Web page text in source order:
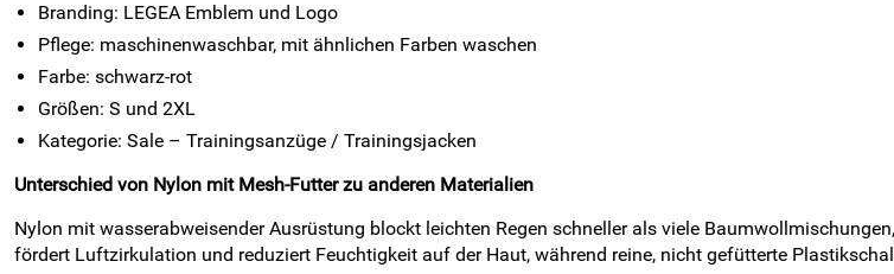
Branding: LEGEA Emblem und Logo
Pflege: maschinenwaschbar, mit ähnlichen Farben waschen
Farbe: schwarz-rot
Größen: S und 2XL
Kategorie: Sale – Trainingsanzüge / Trainingsjacken
Unterschied von Nylon mit Mesh-Futter zu anderen Materialien
Nylon mit wasserabweisender Ausrüstung blockt leichten Regen schneller als viele
fördert Luftzirkulation und reduziert Feuchtigkeit auf der Haut, während reine, nicht gefütterte